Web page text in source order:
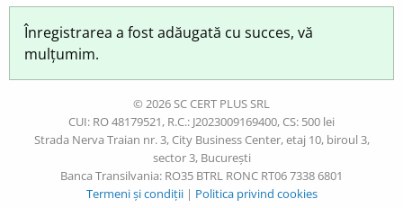
Înregistrarea a fost adăugată cu succes, vă
mulțumim.
© 2026 SC CERT PLUS SRL
CUI: RO 48179521, R.C.: J2023009169400, CS: 500 lei
Strada Nerva Traian nr. 3, City Business Center, etaj 10, biroul 3,
sector 3, București
Banca Transilvania: RO35 BTRL RONC RT06 7338 6801
Termeni și condiții| Politica privind cookies